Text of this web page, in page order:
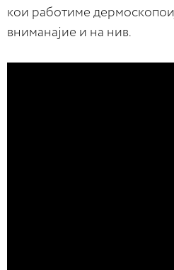
кои работиме
вниманајие и на нив.